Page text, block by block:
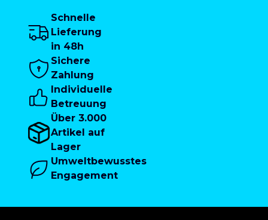
Schnelle
Lieferung
in 48h
Sichere
Zahlung
Individuelle
Betreuung
Über 3.000
Artikel auf
Lager
Umweltbewusstes
Engagement